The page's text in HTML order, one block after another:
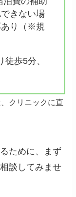
きない場
あり（※規
歩5分、
クリニックに直
ために、まず
談してみませ